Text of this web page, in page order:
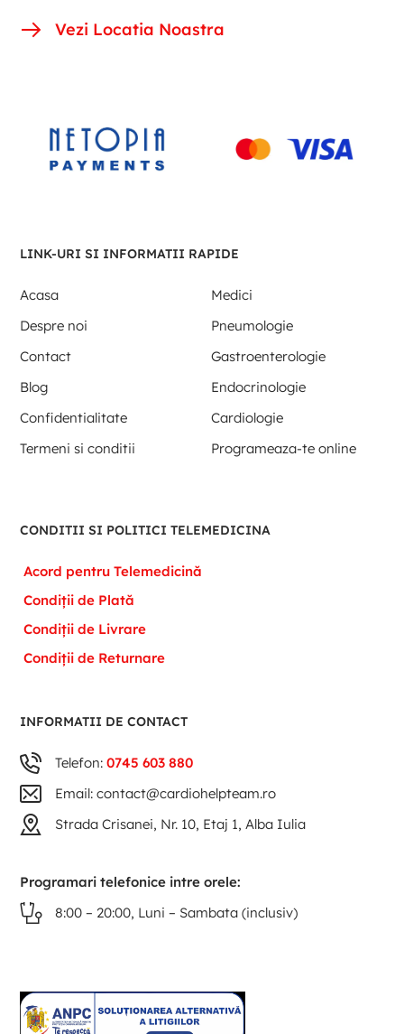
Vezi Locatia Noastra
LINK-URI SI INFORMATII RAPIDE
Acasa
Medici
Despre noi
Pneumologie
Contact
Gastroenterologie
Blog
Endocrinologie
Confidentialitate
Cardiologie
Termeni si conditii
Programeaza-te online
CONDITII SI POLITICI TELEMEDICINA
Acord pentru Telemedicină
Condiții de Plată
Condiții de Livrare
Condiții de Returnare
INFORMATII DE CONTACT
Telefon:0745 603 880
Email: contact@cardiohelpteam.ro
Strada Crisanei, Nr. 10, Etaj 1, Alba Iulia
Programari telefonice intre orele:
8:00 – 20:00, Luni – Sambata (inclusiv)